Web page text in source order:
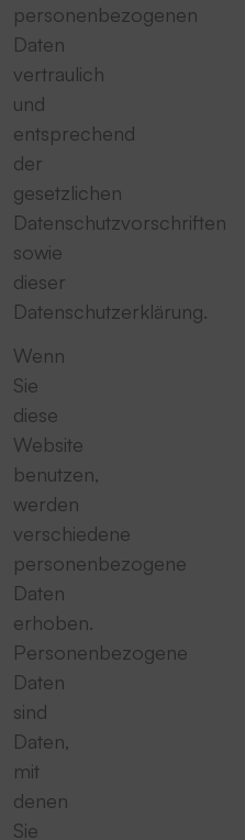
personenbezogenen
Daten
vertraulich
und
entsprechend
der
gesetzlichen
Datenschutzvorschriften
sowie
dieser
Datenschutzerklärung.
Wenn
Sie
diese
Website
benutzen,
werden
verschiedene
personenbezogene
Daten
erhoben.
Personenbezogene
Daten
sind
Daten,
mit
denen
Sie